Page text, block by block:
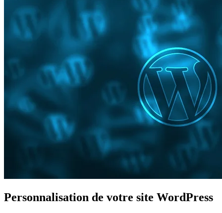
Personnalisation de votre site WordPress